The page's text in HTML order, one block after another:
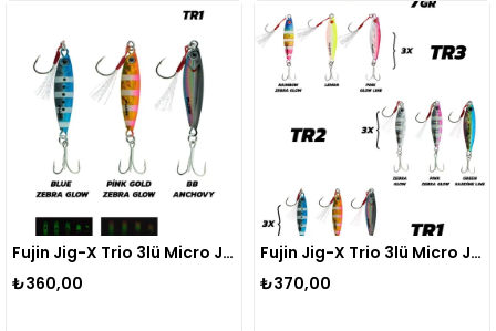
Fujin Jig-X Trio 3lü Micro Jig 5gr
₺360,00
Fujin Jig-X Trio 3lü Micro Jig 7gr
₺370,00